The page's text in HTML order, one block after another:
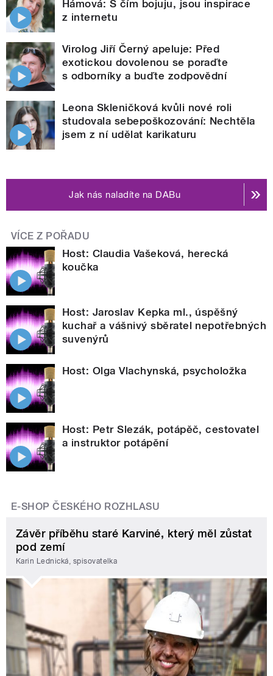
Hámová: S čím bojuju, jsou inspirace
z internetu
Virolog Jiří Černý apeluje: Před
exotickou dovolenou se poraďte
s odborníky a buďte zodpovědní
Leona Skleničková kvůli nové roli
studovala sebepoškozování: Nechtěla
jsem z ní udělat karikaturu
Jak nás naladíte na DABu
VÍCE Z POŘADU
Host: Claudia Vašeková, herecká
koučka
Host: Jaroslav Kepka ml., úspěšný
kuchař a vášnivý sběratel nepotřebných
suvenýrů
Host: Olga Vlachynská, psycholožka
Host: Petr Slezák, potápěč, cestovatel
a instruktor potápění
E-SHOP ČESKÉHO ROZHLASU
Závěr příběhu staré Karviné, který měl zůstat
pod zemí
Karin Lednická, spisovatelka